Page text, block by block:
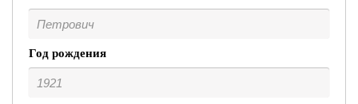
Год рождения